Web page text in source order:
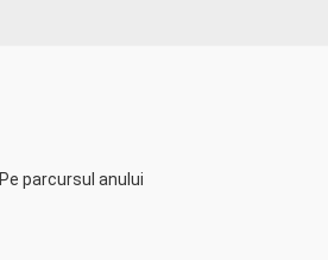
Pe parcursul anului